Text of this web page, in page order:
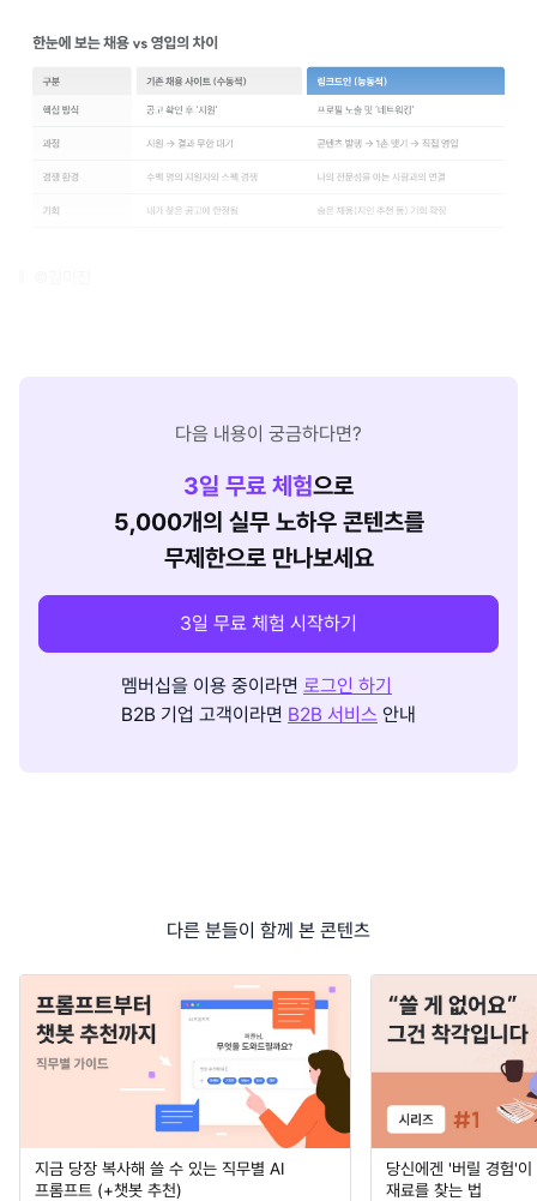
다음 내용이 궁금하다면?
3일 무료 체험으로
5,000개의 실무 노하우 콘텐츠를
무제한으로 만나보세요
3일 무료 체험 시작하기
멤버십을 이용 중이라면 로그인 하기
B2B 기업 고객이라면 B2B 서비스 안내
다른 분들이 함께 본 콘텐츠
지금 당장 복사해 쓸 수 있는 직무별 AI
프롬프트 (+챗봇 추천)
당신에겐 '버릴 경험'
재료를 찾는 법